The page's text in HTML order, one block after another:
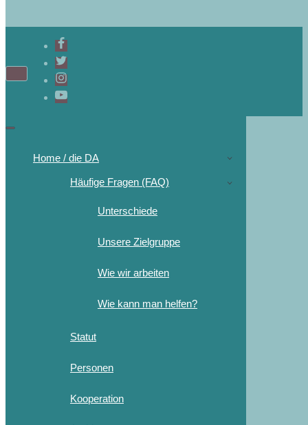
Home / die DA
Häufige Fragen (FAQ)
Unterschiede
Unsere Zielgruppe
Wie wir arbeiten
Wie kann man helfen?
Statut
Personen
Kooperation